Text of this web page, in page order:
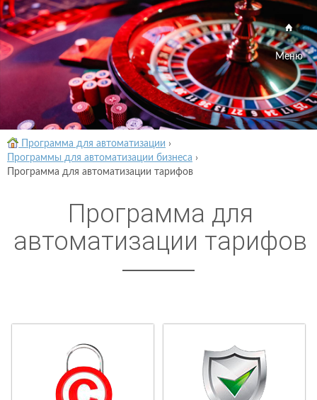
Меню
Программа для автоматизации ›
Программы для автоматизации бизнеса ›
Программа для автоматизации тарифов
Программа для
автоматизации тарифов